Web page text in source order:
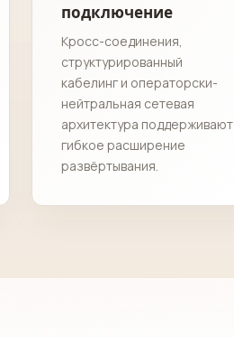
подключение
Кросс-соединения,
структурированный
кабелинг и операторски-
нейтральная сетевая
архитектура поддерживают
гибкое расширение
развёртывания.